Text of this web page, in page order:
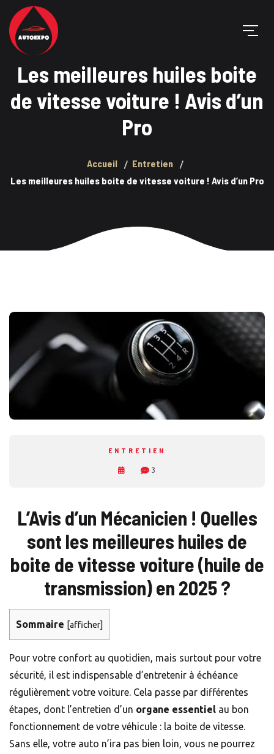
Les meilleures huiles boite
de vitesse voiture ! Avis d’un
Pro
Accueil
Entretien
Les meilleures huiles boite de vitesse voiture ! Avis d’un Pro
ENTRETIEN
3
L’Avis d’un Mécanicien ! Quelles
sont les meilleures huiles de
boite de vitesse voiture (huile de
transmission) en 2025 ?
Sommaire [afficher]
Pour votre confort au quotidien, mais surtout pour votre
sécurité, il est indispensable d’entretenir à échéance
régulièrement votre voiture. Cela passe par différentes
étapes, dont l’entretien d’un organe essentiel au bon
fonctionnement de votre véhicule : la boite de vitesse.
Sans elle, votre auto n’ira pas bien loin, vous ne pourrez